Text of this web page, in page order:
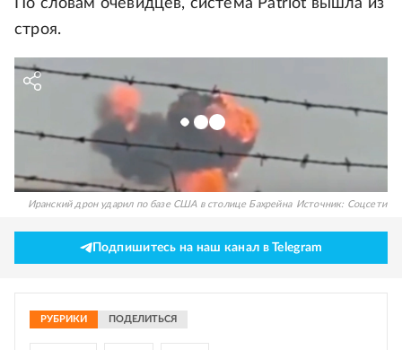
По словам очевидцев, система Patriot вышла из
строя.
Иранский дрон ударил по базе США в столице Бахрейна Источник: Соцсети
Подпишитесь на наш канал в Telegram
РУБРИКИ ПОДЕЛИТЬСЯ